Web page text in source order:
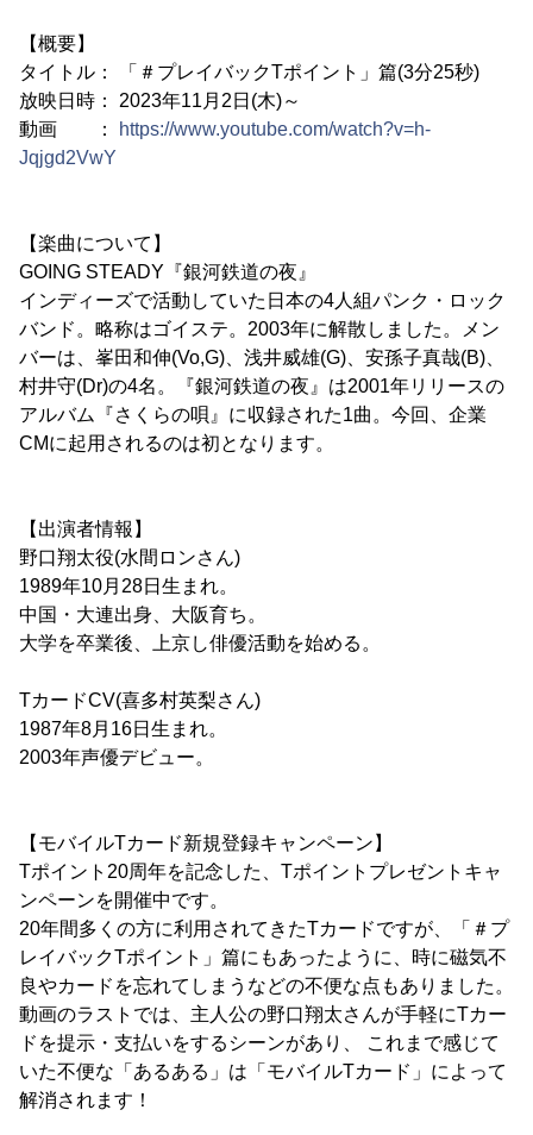
【概要】
タイトル： 「＃プレイバックTポイント」篇(3分25秒)
放映日時： 2023年11月2日(木)～
動画 ：
https://www.youtube.com/watch?v=h-
Jqjgd2VwY
【楽曲について】
GOING STEADY『銀河鉄道の夜』
インディーズで活動していた日本の4人組パンク・ロック
バンド。略称はゴイステ。2003年に解散しました。メン
バーは、峯田和伸(Vo,G)、浅井威雄(G)、安孫子真哉(B)、
村井守(Dr)の4名。『銀河鉄道の夜』は2001年リリースの
アルバム『さくらの唄』に収録された1曲。今回、企業
CMに起用されるのは初となります。
【出演者情報】
野口翔太役(水間ロンさん)
1989年10月28日生まれ。
中国・大連出身、大阪育ち。
大学を卒業後、上京し俳優活動を始める。
TカードCV(喜多村英梨さん)
1987年8月16日生まれ。
2003年声優デビュー。
【モバイルTカード新規登録キャンペーン】
Tポイント20周年を記念した、Tポイントプレゼントキャ
ンペーンを開催中です。
20年間多くの方に利用されてきたTカードですが、「＃プ
レイバックTポイント」篇にもあったように、時に磁気不
良やカードを忘れてしまうなどの不便な点もありました。
動画のラストでは、主人公の野口翔太さんが手軽にTカー
ドを提示・支払いをするシーンがあり、 これまで感じて
いた不便な「あるある」は「モバイルTカード」によって
解消されます！